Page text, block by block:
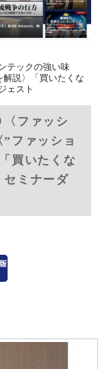
テックの強い味
説〉「買いたくな
ェスト
ファッシ
ファッショ
買いたくな
セミナーダ